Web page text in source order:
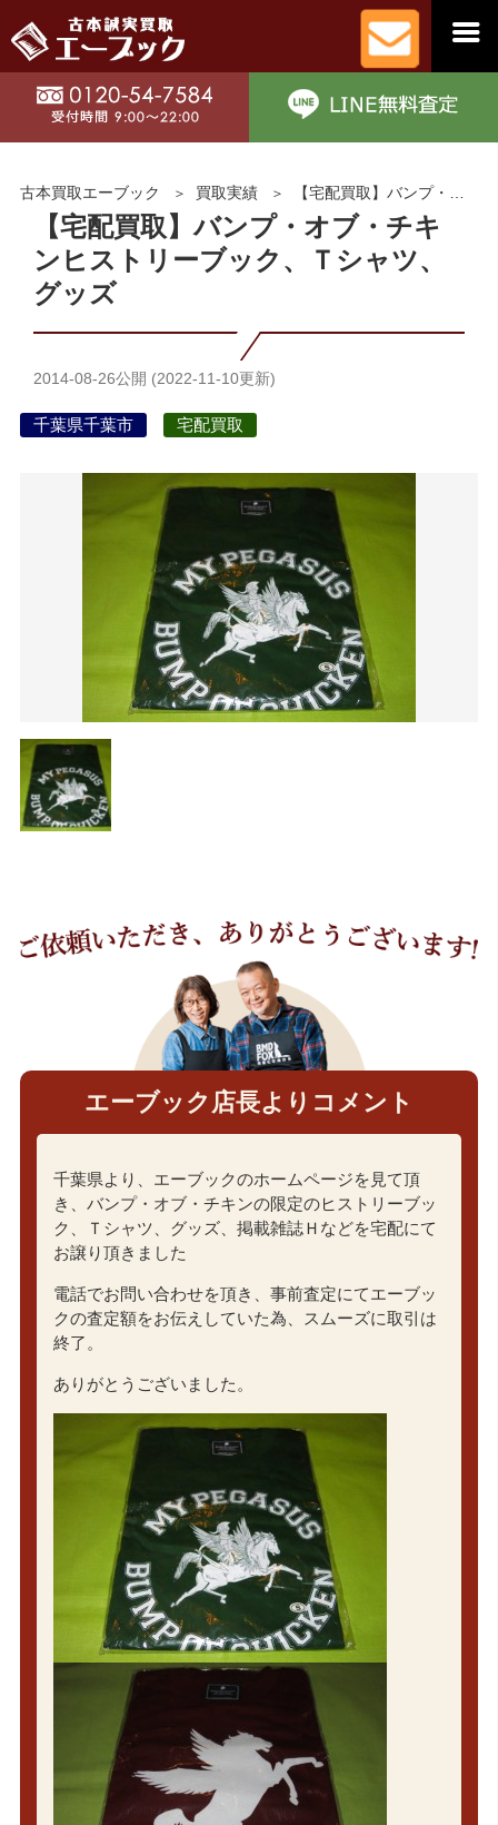
古本買取エーブック 買取実績 【宅配買取】バンプ・オブ・チキンヒストリーブック、Ｔシャツ、グッズ
【宅配買取】バンプ・オブ・チキ
ンヒストリーブック、Ｔシャツ、
グッズ
2014-08-26公開 (2022-11-10更新)
千葉県千葉市 宅配買取
エーブック店長よりコメント
千葉県より、エーブックのホームページを見て頂
き、バンプ・オブ・チキンの限定のヒストリーブッ
ク、Ｔシャツ、グッズ、掲載雑誌Ｈなどを宅配にて
お譲り頂きました
電話でお問い合わせを頂き、事前査定にてエーブッ
クの査定額をお伝えしていた為、スムーズに取引は
終了。
ありがとうございました。